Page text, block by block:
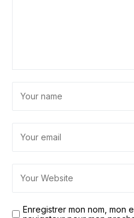
Enregistrer mon nom, mon